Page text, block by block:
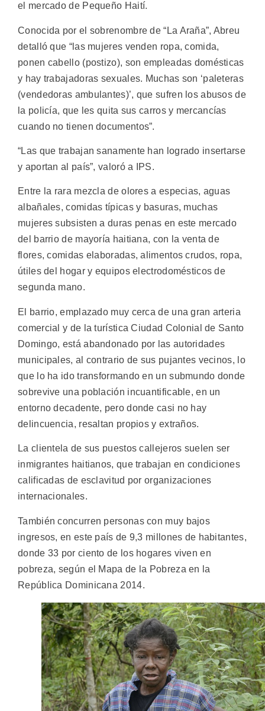
el mercado de Pequeño Haití.
Conocida por el sobrenombre de “La Araña”, Abreu
detalló que “las mujeres venden ropa, comida,
ponen cabello (postizo), son empleadas domésticas
y hay trabajadoras sexuales. Muchas son ‘paleteras
(vendedoras ambulantes)’, que sufren los abusos de
la policía, que les quita sus carros y mercancías
cuando no tienen documentos”.
“Las que trabajan sanamente han logrado insertarse
y aportan al país”, valoró a IPS.
Entre la rara mezcla de olores a especias, aguas
albañales, comidas típicas y basuras, muchas
mujeres subsisten a duras penas en este mercado
del barrio de mayoría haitiana, con la venta de
flores, comidas elaboradas, alimentos crudos, ropa,
útiles del hogar y equipos electrodomésticos de
segunda mano.
El barrio, emplazado muy cerca de una gran arteria
comercial y de la turística Ciudad Colonial de Santo
Domingo, está abandonado por las autoridades
municipales, al contrario de sus pujantes vecinos, lo
que lo ha ido transformando en un submundo donde
sobrevive una población incuantificable, en un
entorno decadente, pero donde casi no hay
delincuencia, resaltan propios y extraños.
La clientela de sus puestos callejeros suelen ser
inmigrantes haitianos, que trabajan en condiciones
calificadas de esclavitud por organizaciones
internacionales.
También concurren personas con muy bajos
ingresos, en este país de 9,3 millones de habitantes,
donde 33 por ciento de los hogares viven en
pobreza, según el Mapa de la Pobreza en la
República Dominicana 2014.